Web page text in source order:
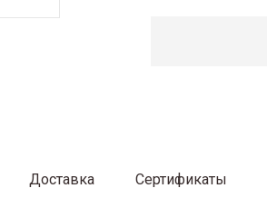
Доставка Сертификаты